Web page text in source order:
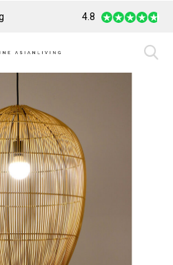
Safe Payment
4.8